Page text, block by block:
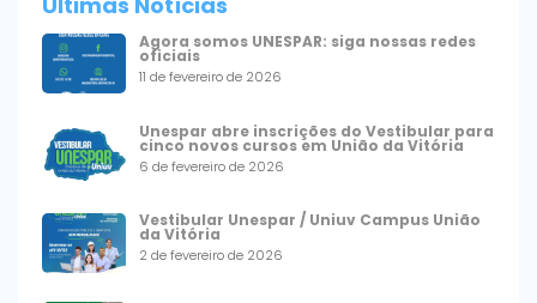
Agora somos UNESPAR: siga nossas redes
oficiais
11 de fevereiro de 2026
Unespar abre inscrições do Vestibular para
cinco novos cursos em União da Vitória
6 de fevereiro de 2026
Vestibular Unespar / Uniuv Campus União
da Vitória
2 de fevereiro de 2026